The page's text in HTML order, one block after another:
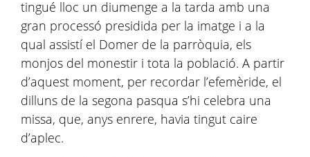
tingué lloc un diumenge a la tarda amb una
gran processó presidida per la imatge i a la
qual assistí el Domer de la parròquia, els
monjos del monestir i tota la població. A partir
d’aquest moment, per recordar l’efemèride, el
dilluns de la segona pasqua s’hi celebra una
missa, que, anys enrere, havia tingut caire
d’aplec.